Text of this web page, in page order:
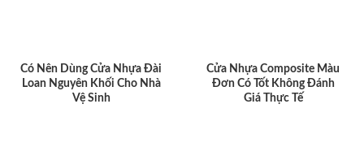
Có Nên Dùng Cửa Nhựa Đài
Loan Nguyên Khối Cho Nhà
Vệ Sinh
Cửa Nhựa Composite Màu
Đơn Có Tốt Không Đánh
Giá Thực Tế